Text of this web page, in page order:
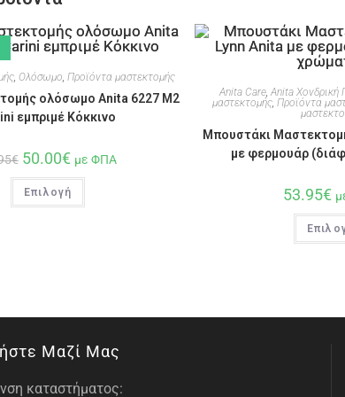
, Ολόσωμο, Προϊόντα μαστεκτομής
ολόσωμο Anita 6227 M2
εμπριμέ Κόκκινο
€ 50.00€ με ΦΠΑ
Επιλογή
Anita Care,Anita Χονδρική
μαστεκτομής, Προϊόντα
Μπουστάκι
με φερμουάρ
53.95€
Μαζί Μας
καταστήματος: